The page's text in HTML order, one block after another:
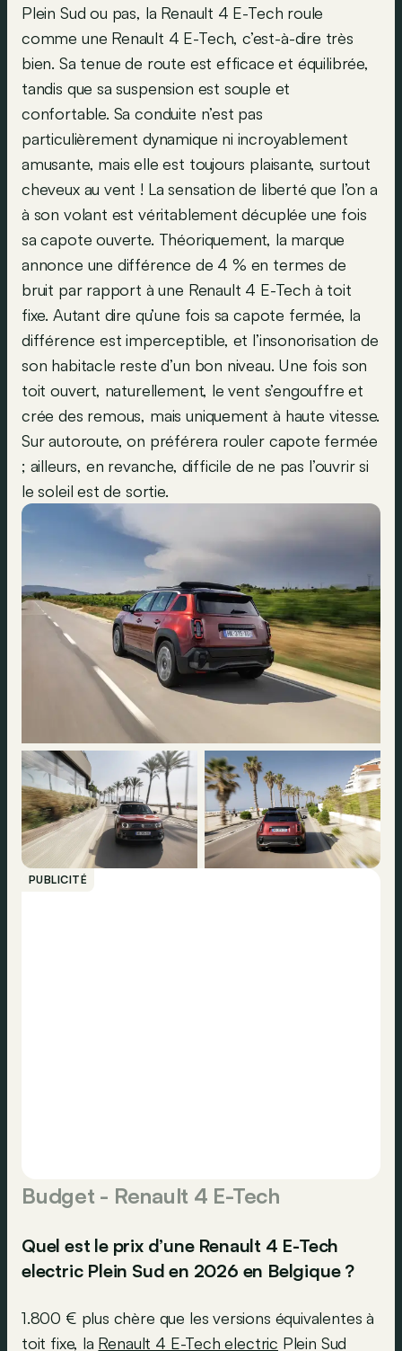
Plein Sud ou pas, la Renault 4 E-Tech roule
comme une Renault 4 E-Tech, c’est-à-dire très
bien. Sa tenue de route est efficace et équilibrée,
tandis que sa suspension est souple et
confortable. Sa conduite n’est pas
particulièrement dynamique ni incroyablement
amusante, mais elle est toujours plaisante, surtout
cheveux au vent ! La sensation de liberté que l’on a
à son volant est véritablement décuplée une fois
sa capote ouverte. Théoriquement, la marque
annonce une différence de 4 % en termes de
bruit par rapport à une Renault 4 E-Tech à toit
fixe. Autant dire qu’une fois sa capote fermée, la
différence est imperceptible, et l’insonorisation de
son habitacle reste d’un bon niveau. Une fois son
toit ouvert, naturellement, le vent s’engouffre et
crée des remous, mais uniquement à haute vitesse.
Sur autoroute, on préférera rouler capote fermée
; ailleurs, en revanche, difficile de ne pas l’ouvrir si
le soleil est de sortie.
PUBLICITÉ
Budget - Renault 4 E-Tech
Quel est le prix d’une Renault 4 E-Tech
electric Plein Sud en 2026 en Belgique ?
1.800 € plus chère que les versions équivalentes à
toit fixe, la Renault 4 E-Tech electric Plein Sud